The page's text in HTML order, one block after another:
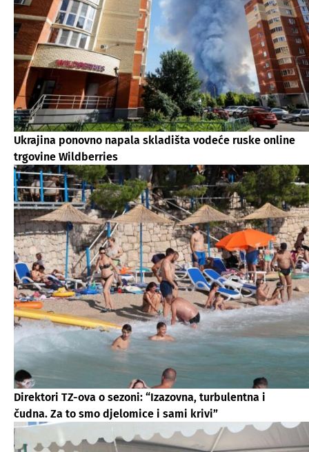
Ukrajina ponovno napala skladišta vodeće ruske online
trgovine Wildberries
Direktori TZ-ova o sezoni: “Izazovna, turbulentna i
čudna. Za to smo djelomice i sami krivi”